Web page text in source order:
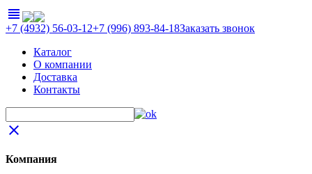
view_headline
+7 (4932) 56-03-12+7 (996) 893-84-18Заказать звонок
Каталог
О компании
Доставка
Контакты
close
Компания